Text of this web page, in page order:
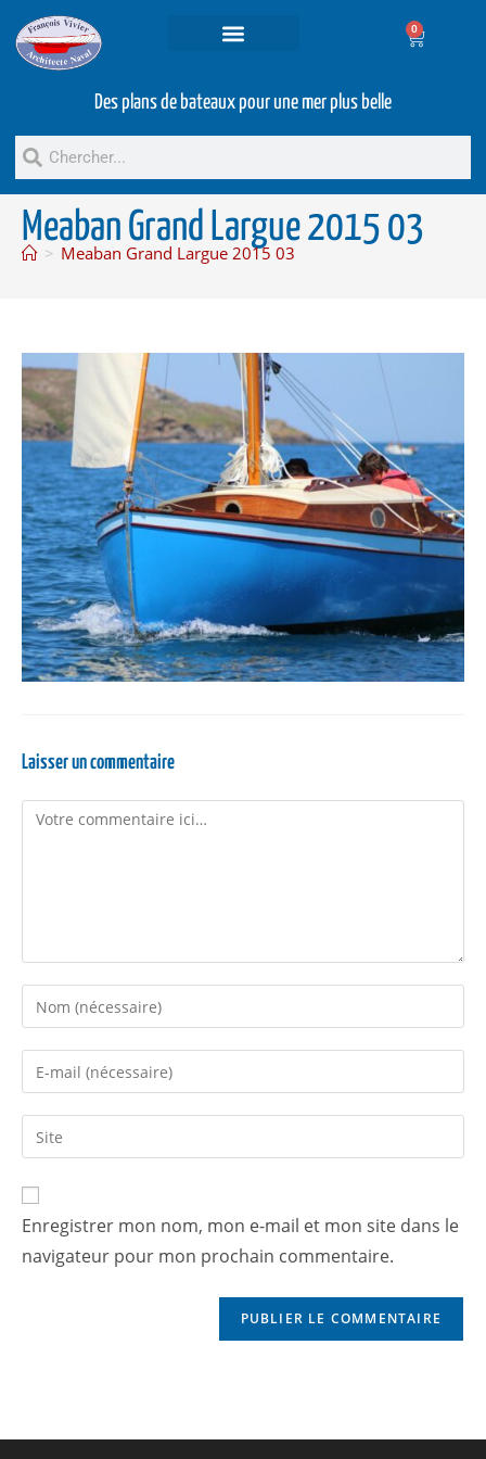
0
Des plans de bateaux pour une mer plus belle
Meaban Grand Largue 2015 03
> Meaban Grand Largue 2015 03
Laisser un commentaire
Enregistrer mon nom, mon e-mail et mon site dans le
navigateur pour mon prochain commentaire.